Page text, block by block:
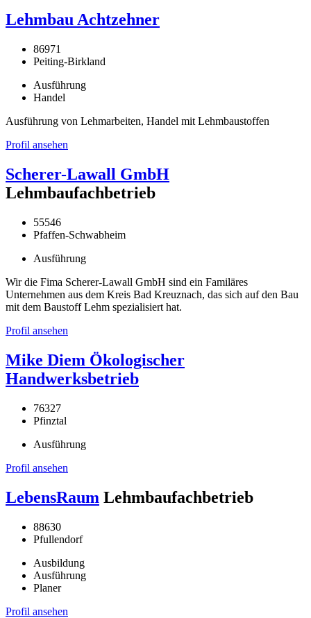
Lehmbau Achtzehner
86971
Peiting-Birkland
Ausführung
Handel
Ausführung von Lehmarbeiten, Handel mit Lehmbaustoffen
Profil ansehen
Scherer-Lawall GmbH
Lehmbaufachbetrieb
55546
Pfaffen-Schwabheim
Ausführung
Wir die Fima Scherer-Lawall GmbH sind ein Familäres
Unternehmen aus dem Kreis Bad Kreuznach, das sich auf den Bau
mit dem Baustoff Lehm spezialisiert hat.
Profil ansehen
Mike Diem Ökologischer
Handwerksbetrieb
76327
Pfinztal
Ausführung
Profil ansehen
LebensRaum Lehmbaufachbetrieb
88630
Pfullendorf
Ausbildung
Ausführung
Planer
Profil ansehen